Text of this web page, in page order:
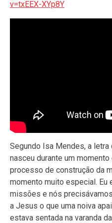
v=txEEX-XYp8Y
Segundo Isa Mendes, a letra
nasceu durante um momento
processo de construção da
momento muito especial. Eu
missões e nós
a Jesus o que uma noiva
estava sentada na varanda